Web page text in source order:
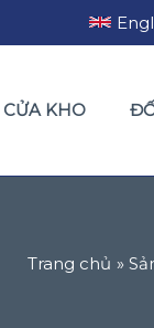
CỬA KHO
Trang chủ